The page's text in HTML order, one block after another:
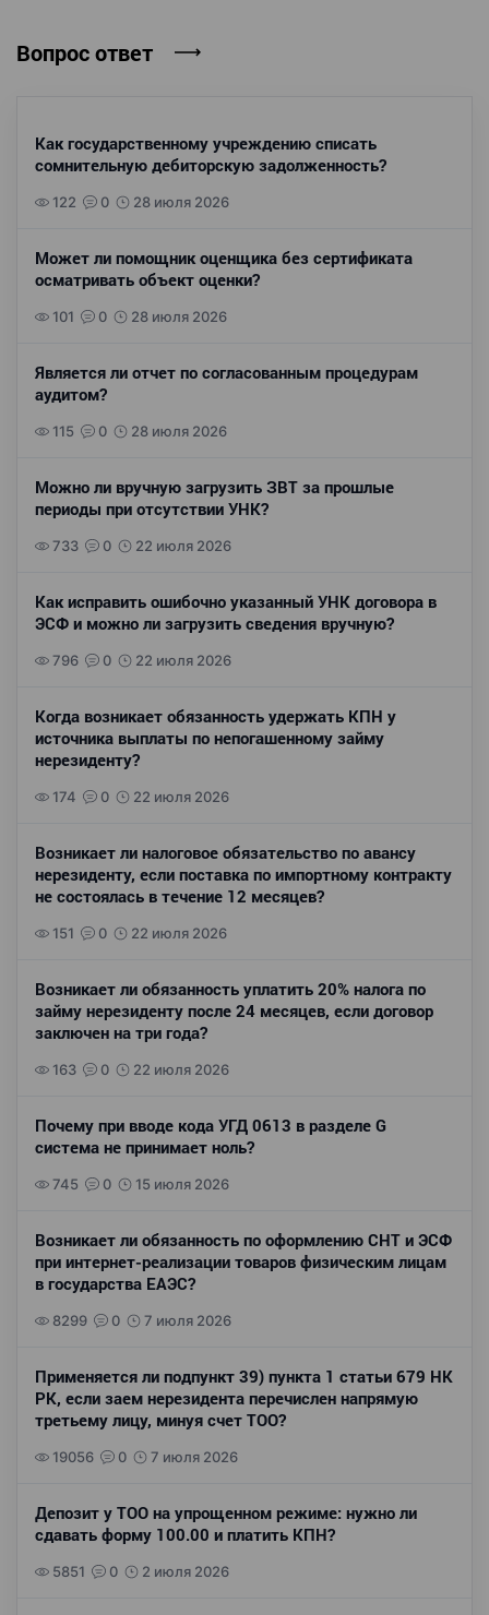
Вопрос ответ
Как государственному учреждению списать
сомнительную дебиторскую задолженность?
122 0 28 июля 2026
Может ли помощник оценщика без сертификата
осматривать объект оценки?
101 0 28 июля 2026
Является ли отчет по согласованным процедурам
аудитом?
115 0 28 июля 2026
Можно ли вручную загрузить ЗВТ за прошлые
периоды при отсутствии УНК?
733 0 22 июля 2026
Как исправить ошибочно указанный УНК договора в
ЭСФ и можно ли загрузить сведения вручную?
796 0 22 июля 2026
Когда возникает обязанность удержать КПН у
источника выплаты по непогашенному займу
нерезиденту?
174 0 22 июля 2026
Возникает ли налоговое обязательство по авансу
нерезиденту, если поставка по импортному контракту
не состоялась в течение 12 месяцев?
151 0 22 июля 2026
Возникает ли обязанность уплатить 20% налога по
займу нерезиденту после 24 месяцев, если договор
заключен на три года?
163 0 22 июля 2026
Почему при вводе кода УГД 0613 в разделе G
система не принимает ноль?
745 0 15 июля 2026
Возникает ли обязанность по оформлению СНТ и ЭСФ
при интернет-реализации товаров физическим лицам
в государства ЕАЭС?
8299 0 7 июля 2026
Применяется ли подпункт 39) пункта 1 статьи 679 НК
РК, если заем нерезидента перечислен напрямую
третьему лицу, минуя счет ТОО?
19056 0 7 июля 2026
Депозит у ТОО на упрощенном режиме: нужно ли
сдавать форму 100.00 и платить КПН?
5851 0 2 июля 2026